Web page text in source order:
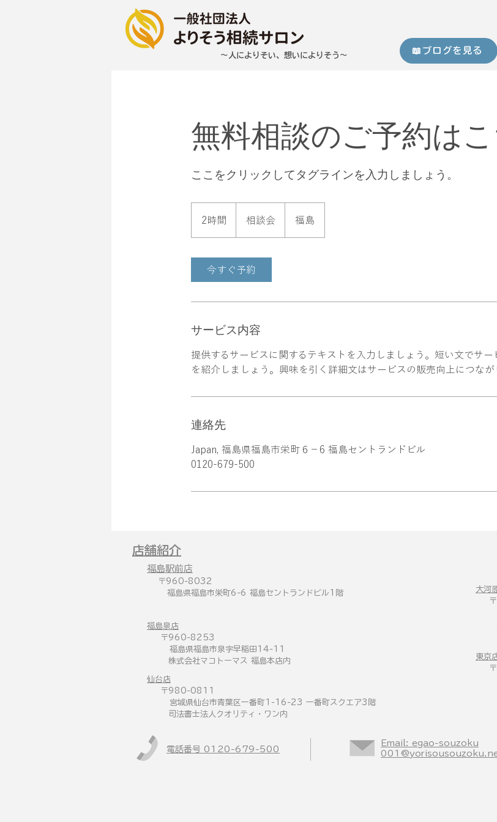
～​人によりそい、想いによりそう～
📖ブログを見る
無料相談のご予約は
ここをクリックしてタグラインを入力しましょう。
2時間 相談会 福島
今すぐ予約
サービス内容
提供するサービスに関するテキストを入力しましょう。短い文でサ
を紹介しましょう。興味を引く詳細文はサービスの販売向上につなが
連絡先
Japan, 福島県福島市栄町６−6 福島セントランドビル
0120-679-500
​店舗紹介
​福島駅前店
〒960-8032
福島県福島市栄町6-6 福島セントランドビル1階
​福島泉店
〒960-8253
福島県福島市泉字早稲田14-11
株式会社マコトーマス 福島本店内
​仙台店
〒980-0811
宮城県仙台市青葉区一番町1-16-23 一番町スクエア3階
​ 司法書士法人クオリティ・ワン内
大河
東京
電話番号 0120-679-500
Email: egao-souzoku